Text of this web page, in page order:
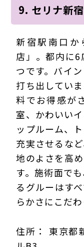
9. セリナ新
新宿駅南口か
店」。都内に6
つです。バイ
打ち出してい
料でお得感が
室、かわいい
ップルーム、
充実させるな
地のよさを高
す。施術面で
るグルーはす
らかさにこだ
住所： 東京